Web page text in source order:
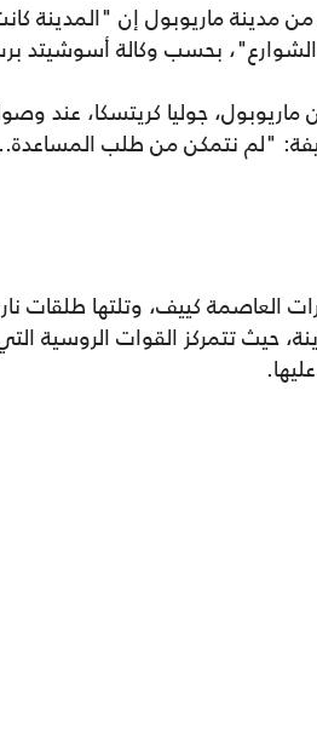
من مدينة ماريوبول إن "المدينة
بحسب وكالة أسوشيتد
جوليا كريتسكا، عند
"لم نتمكن من طلب
العاصمة كييف، وتلتها طلقات
حيث تتمركز القوات